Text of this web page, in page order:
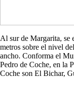
Al sur de Margarita, se
metros sobre el nivel
ancho. Conforma el
Pedro de Coche, en la
Coche son El Bichar,